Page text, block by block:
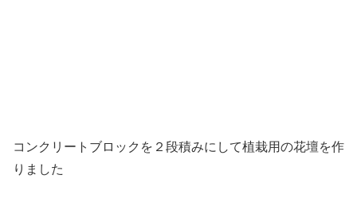
コンクリートブロックを２段積みにして植栽用の花壇を作
りました